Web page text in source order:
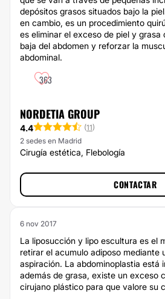
depósitos grasos situados bajo la
en cambio, es un procedimiento
es eliminar el exceso de piel y grasa
baja del abdomen y reforzar la
abdominal.
363
NORDETIA GROUP
4.4 (11)
2 sedes en Madrid
Cirugía estética, Flebología
CONTACTAR
6 nov 2017
La liposucción y lipo escultura es el
retirar el acumulo adiposo mediante
aspiración. La abdominoplastia está
además de grasa, existe un exceso
cirujano plástico para que valore su